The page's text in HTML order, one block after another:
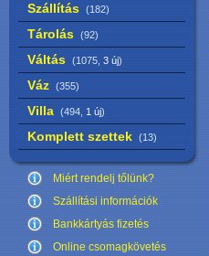
Szállítás (182)
Tárolás (92)
Váltás (1075, 3 új)
Váz (355)
Villa (494, 1 új)
Komplett szettek (13)
Miért rendelj tőlünk?
Szállítási információk
Bankkártyás fizetés
Online csomagkövetés